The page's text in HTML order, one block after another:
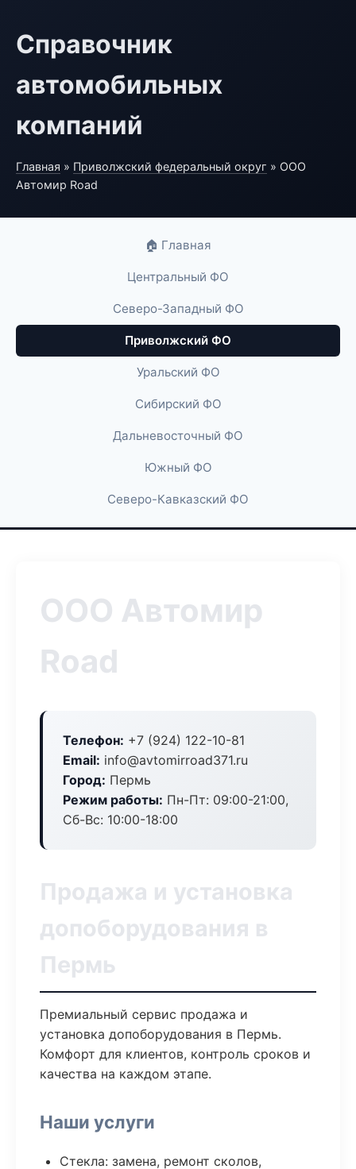
Справочник
автомобильных
компаний
Главная » Приволжский федеральный округ » ООО
Автомир Road
🏠 Главная
Центральный ФО
Северо-Западный ФО
Приволжский ФО
Уральский ФО
Сибирский ФО
Дальневосточный ФО
Южный ФО
Северо-Кавказский ФО
ООО Автомир
Road
Телефон: +7 (924) 122-10-81
Email: info@avtomirroad371.ru
Город: Пермь
Режим работы: Пн-Пт: 09:00-21:00,
Сб-Вс: 10:00-18:00
Продажа и установка
допоборудования в
Пермь
Премиальный сервис продажа и
установка допоборудования в Пермь.
Комфорт для клиентов, контроль сроков и
качества на каждом этапе.
Наши услуги
Стекла: замена, ремонт сколов,